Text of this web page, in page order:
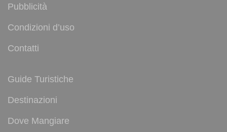
Pubblicità
Condizioni d’uso
Contatti
Guide Turistiche
Destinazioni
Dove Mangiare